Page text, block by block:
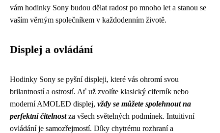
vám hodinky Sony budou dělat radost po mnoho let a stanou se
vaším věrným společníkem v každodenním životě.
Displej a ovládání
Hodinky Sony se pyšní displeji, které vás ohromí svou
brilantností a ostrostí. Ať už zvolíte klasický ciferník nebo
moderní AMOLED displej, vždy se můžete spolehnout na
perfektní čitelnostza všech světelných podmínek. Intuitivní
ovládání je samozřejmostí. Díky chytrému rozhraní a